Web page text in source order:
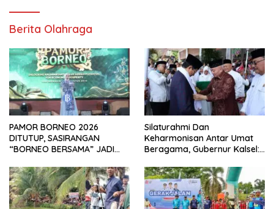
Berita Olahraga
PAMOR BORNEO 2026
DITUTUP, SASIRANGAN
“BORNEO BERSAMA” JADI
Silaturahmi Dan
Keharmonisan Antar Umat
Beragama, Gubernur Kalsel: